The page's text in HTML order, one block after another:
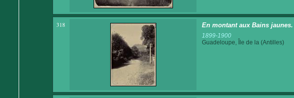
318 En montant aux Bains
1899-1900
Guadeloupe, Île de la (Antilles)